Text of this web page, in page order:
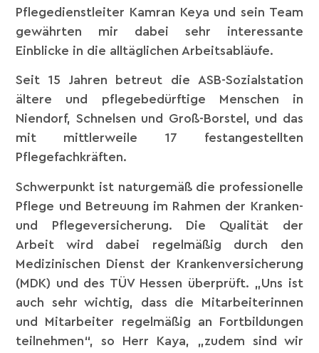
Pflegedienstleiter Kamran Keya und sein Team
gewährten mir dabei sehr interessante
Einblicke in die alltäglichen Arbeitsabläufe.
Seit 15 Jahren betreut die ASB-Sozialstation
ältere und pflegebedürftige Menschen in
Niendorf, Schnelsen und Groß-Borstel, und das
mit mittlerweile 17 festangestellten
Pflegefachkräften.
Schwerpunkt ist naturgemäß die professionelle
Pflege und Betreuung im Rahmen der Kranken-
und Pflegeversicherung. Die Qualität der
Arbeit wird dabei regelmäßig durch den
Medizinischen Dienst der Krankenversicherung
(MDK) und des TÜV Hessen überprüft. „Uns ist
auch sehr wichtig, dass die Mitarbeiterinnen
und Mitarbeiter regelmäßig an Fortbildungen
teilnehmen“, so Herr Kaya, „zudem sind wir